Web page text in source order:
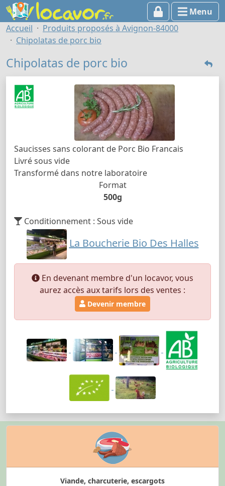
Menu
Accueil
Produits proposés à Avignon-84000
Chipolatas de porc bio
Chipolatas de porc bio
Saucisses sans colorant de Porc Bio Francais
Livré sous vide
Transformé dans notre laboratoire
Format
500g
Conditionnement : Sous vide
La Boucherie Bio Des Halles
En devenant membre d'un locavor, vous
aurez accès aux tarifs lors des ventes :
Devenir membre
Viande, charcuterie, escargots